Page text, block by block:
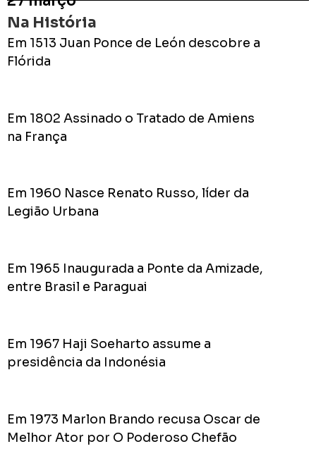
Na História
Em 1513 Juan Ponce de León descobre a
Flórida
Em 1802 Assinado o Tratado de Amiens
na França
Em 1960 Nasce Renato Russo, líder da
Legião Urbana
Em 1965 Inaugurada a Ponte da Amizade,
entre Brasil e Paraguai
Em 1967 Haji Soeharto assume a
presidência da Indonésia
Em 1973 Marlon Brando recusa Oscar de
Melhor Ator por O Poderoso Chefão